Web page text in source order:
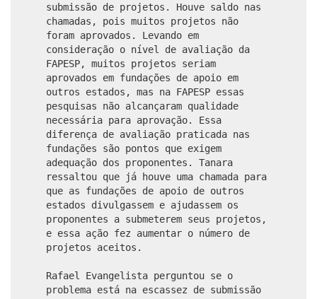
submissão de projetos. Houve saldo nas
chamadas, pois muitos projetos não
foram aprovados. Levando em
consideração o nível de avaliação da
FAPESP, muitos projetos seriam
aprovados em fundações de apoio em
outros estados, mas na FAPESP essas
pesquisas não alcançaram qualidade
necessária para aprovação. Essa
diferença de avaliação praticada nas
fundações são pontos que exigem
adequação dos proponentes. Tanara
ressaltou que já houve uma chamada para
que as fundações de apoio de outros
estados divulgassem e ajudassem os
proponentes a submeterem seus projetos,
e essa ação fez aumentar o número de
projetos aceitos.
Rafael Evangelista perguntou se o
problema está na escassez de submissão